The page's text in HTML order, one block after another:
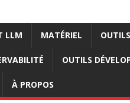
LLM MATÉRIEL
OUTILS
À PROPOS